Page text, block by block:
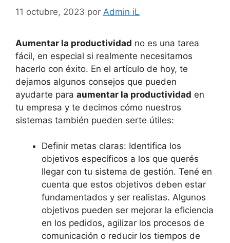
11 octubre, 2023 por Admin iL
Aumentar la productividad no es una tarea
fácil, en especial si realmente necesitamos
hacerlo con éxito. En el artículo de hoy, te
dejamos algunos consejos que pueden
ayudarte para aumentar la productividad en
tu empresa y te decimos cómo nuestros
sistemas también pueden serte útiles:
Definir metas claras: Identifica los
objetivos específicos a los que querés
llegar con tu sistema de gestión. Tené en
cuenta que estos objetivos deben estar
fundamentados y ser realistas. Algunos
objetivos pueden ser mejorar la eficiencia
en los pedidos, agilizar los procesos de
comunicación o reducir los tiempos de